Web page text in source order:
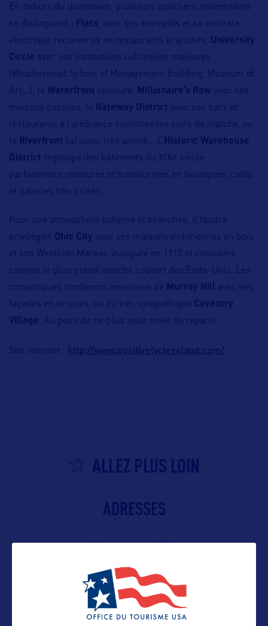
En dehors du downtown, plusieurs quartiers intéressants
se distinguent :
Flats , avec ses entrepôts et sa centrale
électrique reconvertis en restaurants branchés,
University
Circle avec ses institutions culturelles majeures
(Weatherhead School of Management Building, Museum of
Art…), le Waterfront restauré, Millionaire’s Row avec ses
maisons cossues, le Gateway District avec ses bars et
restaurants à l’ambiance survoltée les soirs de matchs, ou
le Riverfront lui aussi très animé… L’ Historic Warehouse
District
regroupe des bâtiments du XIXe siècle
parfaitement restaurés et transformés en boutiques, cafés
et galeries très prisés.
Pour une atmosphère bohème et branchée, il faudra
privilégier Ohio City avec ses maisons victoriennes en bois
et son Westside Market, inauguré en 1912 et considéré
comme le plus grand marché couvert des Etats-Unis. Les
romantiques tomberont amoureux de Murray Hill
avec ses
façades en briques, ou du très sympathique Coventry
Village . Au point de ne plus avoir envie de repartir…
Site internet : http://www.positivelycleveland.com/
ALLEZ PLUS LOIN
ADRESSES
TourismOhio
P.O. Box 1001